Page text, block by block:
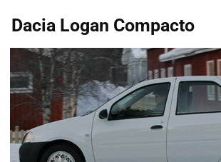
Dacia Logan Compacto